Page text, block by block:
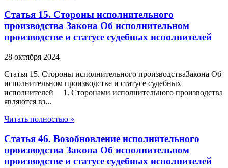
Статья 15. Стороны исполнительного
производства Закона Об исполнительном
производстве и статусе судебных исполнителей
28 октября 2024
Статья 15. Стороны исполнительного производстваЗакона Об
исполнительном производстве и статусе судебных
исполнителей 1. Сторонами исполнительного производства
являются вз...
Читать полностью »
Статья 46. Возобновление исполнительного
производства Закона Об исполнительном
производстве и статусе судебных исполнителей